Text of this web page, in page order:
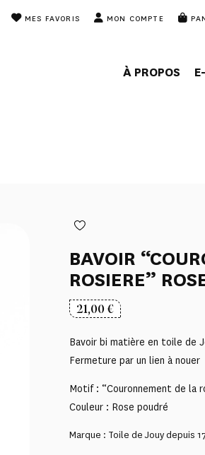
MES FAVORIS MON COMPTE
À PROPOS
BAVOIR
ROSIERE”
21,00€
Bavoir bi matière en toile de
Fermeture par un lien à nouer
Motif : “Couronnement de la
Couleur : Rose poudré
Marque : Toile de Jouy depuis